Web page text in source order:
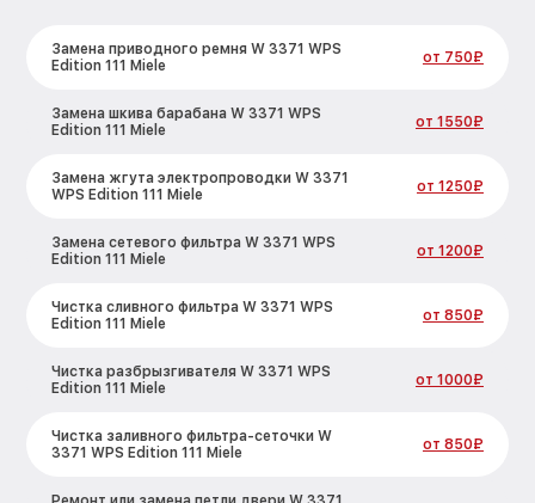
Замена приводного ремня W 3371 WPS
Edition 111 Miele
от 750₽
Замена шкива барабана W 3371 WPS
Edition 111 Miele
от 1550₽
Замена жгута электропроводки W 3371
WPS Edition 111 Miele
от 1250₽
Замена сетевого фильтра W 3371 WPS
Edition 111 Miele
от 1200₽
Чистка сливного фильтра W 3371 WPS
Edition 111 Miele
от 850₽
Чистка разбрызгивателя W 3371 WPS
Edition 111 Miele
от 1000₽
Чистка заливного фильтра-сеточки W
3371 WPS Edition 111 Miele
от 850₽